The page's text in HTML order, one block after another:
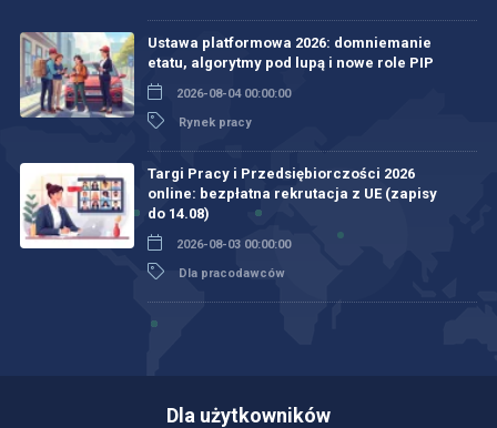
Ustawa platformowa 2026: domniemanie
etatu, algorytmy pod lupą i nowe role PIP
2026-08-04 00:00:00
Rynek pracy
Targi Pracy i Przedsiębiorczości 2026
online: bezpłatna rekrutacja z UE (zapisy
do 14.08)
2026-08-03 00:00:00
Dla pracodawców
Dla użytkowników